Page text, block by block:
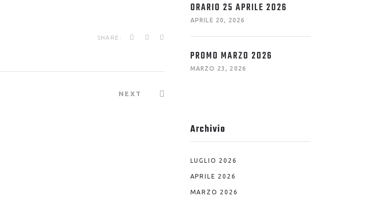
SHARE:
NEXT
ORARIO 25 APRILE 2026
APRILE 20, 2026
PROMO MARZO 2026
MARZO 23, 2026
Archivio
LUGLIO 2026
APRILE 2026
MARZO 2026